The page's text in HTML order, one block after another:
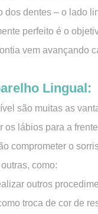
dentes – o lado
perfeito é o
vem avançando
Lingual:
são muitas as
os lábios para a
comprometer o
como:
outros
troca de cor de